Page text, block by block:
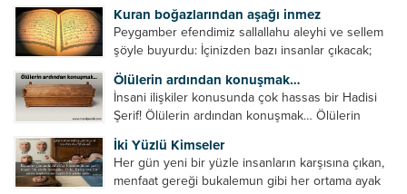
bir yere sahiptir. Namaz kul ile Allah arasındaki bir
toplantıdır....
Kuran boğazlarından aşağı inmez
Peygamber efendimiz sallallahu aleyhi ve sellem
şöyle buyurdu: İçinizden bazı insanlar çıkacak;
küçümseyeceksiniz. Onların oruçlarını görünce
kendi oruçlarınızı küçümseyeceksiniz. Onların
amellerini görünce kendi amellerinizi
küçümseyeceksiniz. ...
Ölülerin ardından konuşmak…
İnsani ilişkiler konusunda çok hassas bir Hadisi
Şerif! Ölülerin ardından konuşmak… Ölülerin
küfretmek, sövmek, onların günah ve kusurlarını
zikretmek ölüye zarar vermez, fayda da vermez....
İki Yüzlü Kimseler
Her gün yeni bir yüzle insanların karşısına çıkan,
menfaat gereği bukalemun gibi her ortama ayak